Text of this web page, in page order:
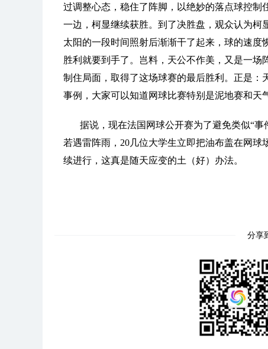
过调整心态，稳住了阵脚，以绝妙的落点球控制
一边，柯显继续获胜。到了决胜盘，观众认为
太阳的一段时间照射后渐渐干了起来，球的速
胜利就要到手了。岂料，天公不作美，又是一
制住局面，取得了这场球赛的最后胜利。正是
事例，大家可以知道网球比赛特别是泥地赛和天
据说，现在法国网球公开赛为了避免类似“事
若遇雷阵雨，20几位大学生立即把油布盖在网
续进行，这真是随天应变的土（好）办法。
分享